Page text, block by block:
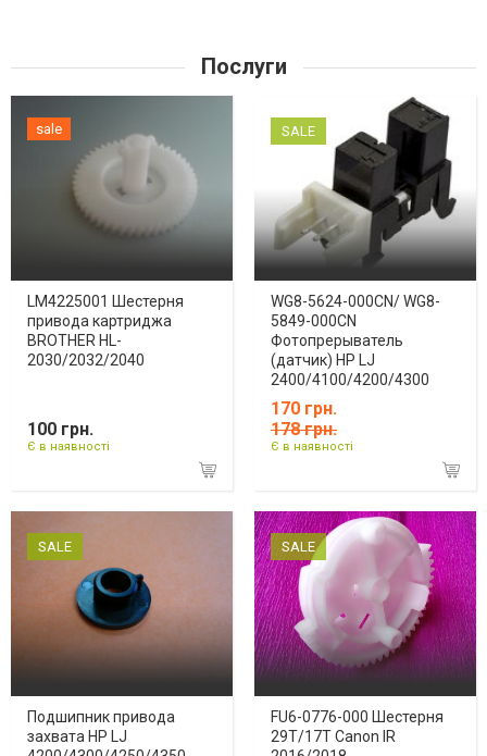
Послуги
sale
LM4225001 Шестерня
привода картриджа
BROTHER HL-
2030/2032/2040
100 грн.
Є в наявності
SALE
WG8-5624-000CN/ WG8-
5849-000CN
Фотопрерыватель
(датчик) HP LJ
2400/4100/4200/4300
170 грн.
178 грн.
Є в наявності
SALE
Подшипник привода
захвата HP LJ
SALE
FU6-0776-000 Шестерня
29Т/17Т Canon IR